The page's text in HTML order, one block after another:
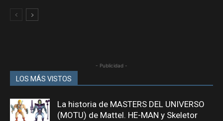
- Publicidad -
LOS MÁS VISTOS
La historia de MASTERS DEL UNIVERSO
(MOTU) de Mattel. HE-MAN y Skeletor